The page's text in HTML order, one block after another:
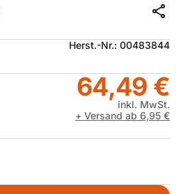
Herst.-Nr.: 00483844
64,49 €
inkl. MwSt.
+ Versand ab 6,95 €